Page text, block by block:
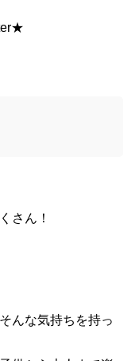
さん！
んな気持ちを持っ